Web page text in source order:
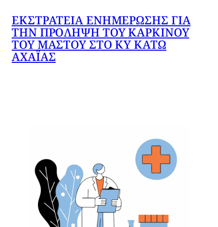
ΕΚΣΤΡΑΤΕΊΑ ΕΝΗΜΈΡΩΣΗΣ ΓΙΑ
ΤΗΝ ΠΡΌΛΗΨΗ ΤΟΥ ΚΑΡΚΊΝΟΥ
ΤΟΥ ΜΑΣΤΟΎ ΣΤΟ ΚΥ ΚΆΤΩ
ΑΧΑΪ́ΑΣ